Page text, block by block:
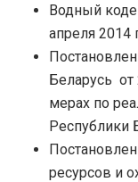
Водный
апреля
Беларусь
мерах по
Республики
ресурсов и